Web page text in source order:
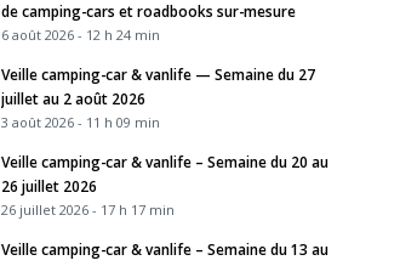
de camping-cars et roadbooks sur-mesure
6 août 2026 - 12 h 24 min
Veille camping-car & vanlife — Semaine du 27
juillet au 2 août 2026
3 août 2026 - 11 h 09 min
Veille camping-car & vanlife – Semaine du 20 au
26 juillet 2026
26 juillet 2026 - 17 h 17 min
Veille camping-car & vanlife – Semaine du 13 au